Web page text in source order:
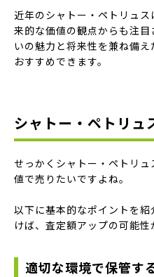
近年のシャトー・ペトリュ
来的な価値の観点からも注
いの魅力と将来性を兼ね備
おすすめできます。
シャトー・ペトリュ
せっかくシャトー・ペトリ
値で売りたいですよね。
以下に基本的なポイントを
けば、査定額アップの可能性
適切な環境で保管す